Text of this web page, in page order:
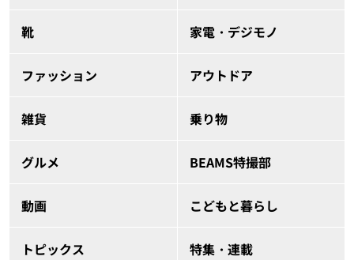
靴 家電・デジモノ
ファッション アウトドア
雑貨 乗り物
グルメ BEAMS特撮部
動画 こどもと暮らし
トピックス 特集・連載